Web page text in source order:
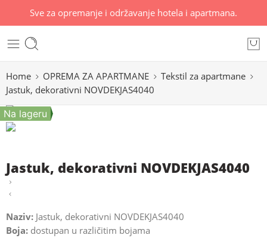
Sve za opremanje i održavanje hotela i apartmana.
Home OPREMA ZA APARTMANE
Tekstil za apartmane
Jastuk, dekorativni NOVDEKJAS4040
Na lageru
Jastuk, dekorativni NOVDEKJAS4040
Naziv: Jastuk, dekorativni NOVDEKJAS4040
Boja: dostupan u različitim bojama